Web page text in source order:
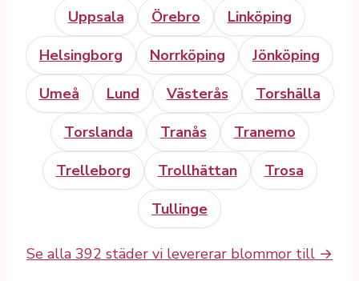
Uppsala
Örebro
Linköping
Helsingborg
Norrköping
Jönköping
Umeå
Lund Västerås
Torshälla
Torslanda
Tranås
Tranemo
Trelleborg
Trollhättan
Trosa
Tullinge
Se alla 392 städer vi levererar blommor till →